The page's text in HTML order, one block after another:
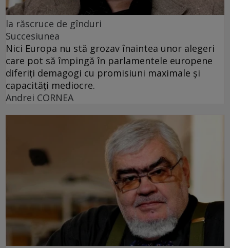
la răscruce de gînduri
Succesiunea
Nici Europa nu stă grozav înaintea unor alegeri
care pot să împingă în parlamentele europene
diferiți demagogi cu promisiuni maximale și
capacități mediocre.
Andrei CORNEA